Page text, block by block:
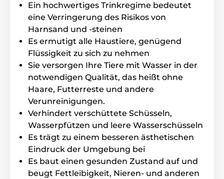
Lautloser Modus
Die Tauchpumpe sorgt für einen ruhigen Kreislauf
und behindert weder das Trinken noch empfindliche
Tiere. Ein gedämpftes Geräusch des Wasserflusses
regt das Tier zum Trinken an, um Ihre häusliche
Umgebung zu beruhigen. Kein übermäßiger Lärm
oder störendes Summen stört Ihre Seelenruhe. Der
Brunnen ist ideal für den Heimgebrauch und bildet
gleichzeitig eine ästhetische Ergänzung.
Ein hochwertiges Trinkregime bedeutet
eine Verringerung des Risikos von
Harnsand und -steinen
Es ermutigt alle Haustiere, genügend
Flüssigkeit zu sich zu nehmen
Sie versorgen Ihre Tiere mit Wasser in der
notwendigen Qualität, das heißt ohne
Haare, Futterreste und andere
Verunreinigungen.
Verhindert verschüttete Schüsseln,
Wasserpfützen und leere Wasserschüsseln
Es trägt zu einem besseren ästhetischen
Eindruck der Umgebung bei
Es baut einen gesunden Zustand auf und
beugt Fettleibigkeit, Nieren- und anderen